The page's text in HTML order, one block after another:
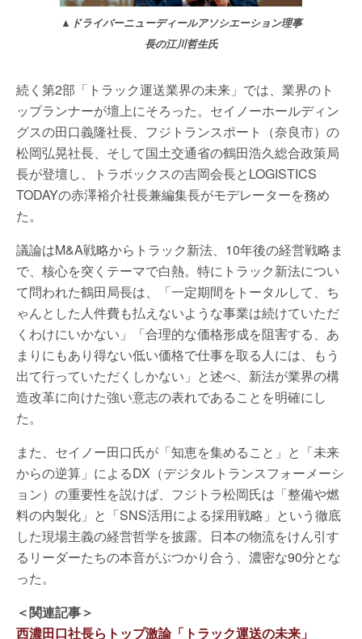
▲ドライバーニューディールアソシエーション理事
長の江川哲生氏
続く第2部「トラック運送業界の未来」では、業界のト
ップランナーが壇上にそろった。セイノーホールディン
グスの田口義隆社長、フジトランスポート（奈良市）の
松岡弘晃社長、そして国土交通省の鶴田浩久総合政策局
長が登壇し、トラボックスの吉岡会長とLOGISTICS
TODAYの赤澤裕介社長兼編集長がモデレーターを務め
た。
議論はM&A戦略からトラック新法、10年後の経営戦略ま
で、核心を突くテーマで白熱。特にトラック新法につい
て問われた鶴田局長は、「一定期間をトータルして、ち
ゃんとした人件費も払えないような事業は続けていただ
くわけにいかない」「合理的な価格形成を阻害する、あ
まりにもあり得ない低い価格で仕事を取る人には、もう
出て行っていただくしかない」と述べ、新法が業界の構
造改革に向けた強い意志の表れであることを明確にし
た。
また、セイノー田口氏が「知恵を集めること」と「未来
からの逆算」によるDX（デジタルトランスフォーメーシ
ョン）の重要性を説けば、フジトラ松岡氏は「整備や燃
料の内製化」と「SNS活用による採用戦略」という徹底
した現場主義の経営哲学を披露。日本の物流をけん引す
るリーダーたちの本音がぶつかり合う、濃密な90分とな
った。
＜関連記事＞
西濃田口社長らトップ激論「トラック運送の未来」